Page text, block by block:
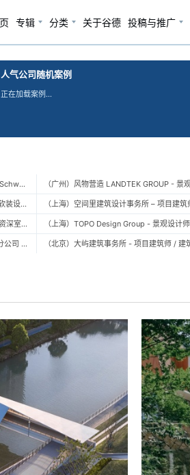
专辑 分类 关于谷德 投稿与推广
人气公司随机案例
正在加载案例…
（上海） 玛莎施瓦茨及合伙人事务所 Martha Schwartz Partners – 高级景观建筑师 Senior Landscape Designer / 景观建筑师 Landscape Designer
（北京）北京艾派斯展览展示服务有限公司 - 软装设计师 / 陈列设计师
（上海）dongqi Design 栋栖设计 - 建筑师 / 资深室内设计师 / 室内设计师 / 媒体及公共关系主管 / 设计实习生（常年招聘）
（深圳）英国Quality Innovation United深圳分公司 - 建筑设计师 / 资深建筑设计师 / 室内设计师 / 设计实习生